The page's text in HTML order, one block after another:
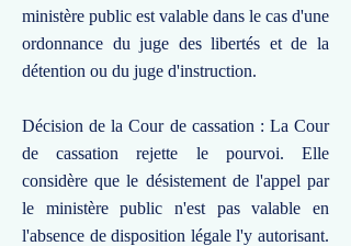
ministère public est valable dans le cas d'une
ordonnance du juge des libertés et de la
détention ou du juge d'instruction.
Décision de la Cour de cassation : La Cour
de cassation rejette le pourvoi. Elle
considère que le désistement de l'appel par
le ministère public n'est pas valable en
l'absence de disposition légale l'y autorisant.